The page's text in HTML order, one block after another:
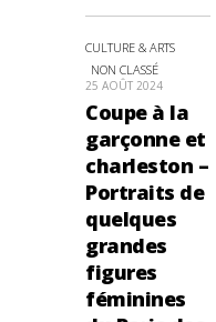
CULTURE & ARTS
NON CLASSÉ
25 AOÛT 2024
Coupe à la
garçonne et
charleston –
Portraits de
quelques
grandes
figures
féminines